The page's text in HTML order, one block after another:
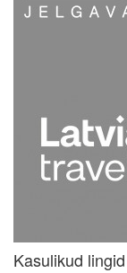
Kasulikud lingid